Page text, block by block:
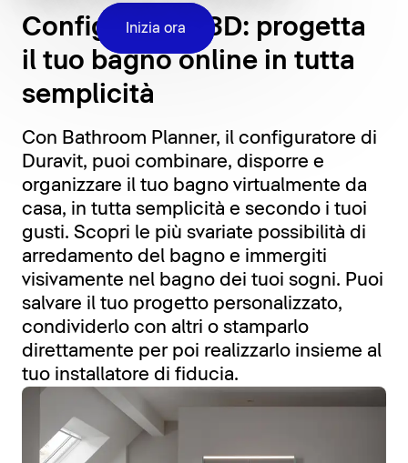
Inizia ora
Configuratore 3D: progetta
il tuo bagno online in tutta
semplicità
Con Bathroom Planner, il configuratore di
Duravit, puoi combinare, disporre e
organizzare il tuo bagno virtualmente da
casa, in tutta semplicità e secondo i tuoi
gusti. Scopri le più svariate possibilità di
arredamento del bagno e immergiti
visivamente nel bagno dei tuoi sogni. Puoi
salvare il tuo progetto personalizzato,
condividerlo con altri o stamparlo
direttamente per poi realizzarlo insieme al
tuo installatore di fiducia.